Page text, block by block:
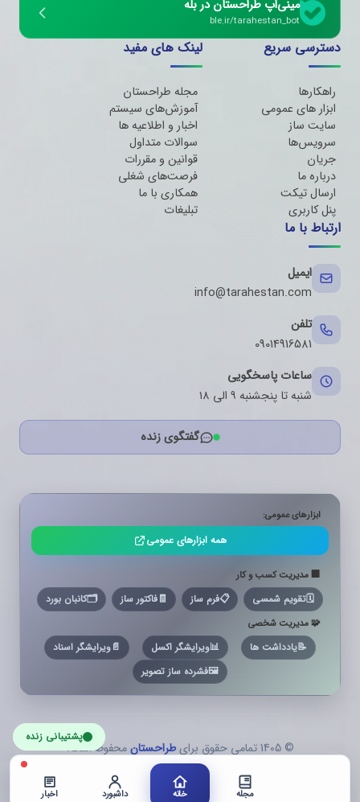
پشتیبانی زنده
مینی‌اپ طراحستان در بله
ble.ir/tarahestan_bot
دسترسی سریع
راهکارها
ابزار های عمومی
سایت ساز
سرویس‌ها
جریان
درباره ما
ارسال تیکت
پنل کاربری
لینک های مفید
مجله طراحستان
آموزش‌های سیستم
اخبار و اطلاعیه ها
سوالات متداول
قوانین و مقررات
فرصت‌های شغلی
همکاری با ما
تبلیغات
ارتباط با ما
ایمیل
info@tarahestan.com
تلفن
09014916581
ساعات پاسخگویی
شنبه تا پنجشنبه ۹ الی ۱۸
گفتگوی زنده
ابزارهای عمومی:
همه ابزارهای عمومی
🏢 مدیریت کسب و کار
🗓️تقویم شمسی 📋فرم ساز 🧾فاکتور ساز 🗂️کانبان بورد
🧩 مدیریت شخصی
📝یادداشت ها 📊ویرایشگر اکسل 📄ویرایشگر اسناد
🖼️فشرده ساز تصویر
© 1405 تمامی حقوق برای طراحستانمحفوظ است.
اخبار داشبورد خانه مجله